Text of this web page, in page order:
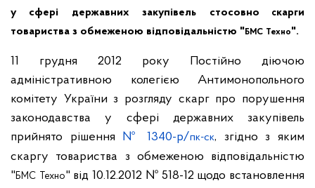
у сфері державних закупівель стосовно скарги
товариства з обмеженою відповідальністю "БМС Техно".
11 грудня 2012 року Постійно діючою
адміністративною колегією Антимонопольного
комітету України з розгляду скарг про порушення
законодавства у сфері державних закупівель
прийнято рішення № 1340-р/пк-ск, згідно з яким
скаргу товариства з обмеженою відповідальністю
"БМС Техно" від 10.12.2012 № 518-12 щодо встановлення